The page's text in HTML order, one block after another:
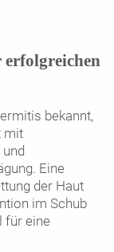
erfolgreichen
bekannt,
mit
Eine
der Haut
im Schub
für eine